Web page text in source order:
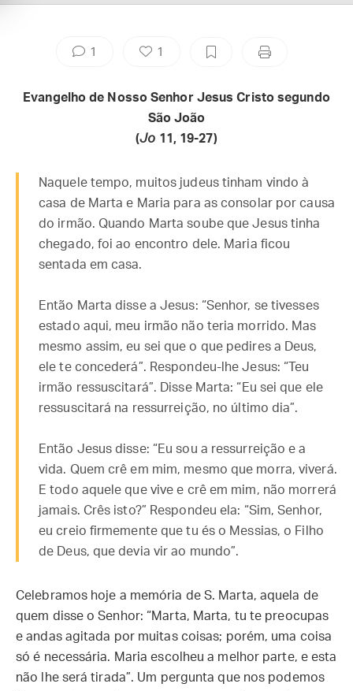
1 1
Evangelho de Nosso Senhor Jesus Cristo segundo
São João
(Jo 11, 19-27)
Naquele tempo, muitos judeus tinham vindo à
casa de Marta e Maria para as consolar por causa
do irmão. Quando Marta soube que Jesus tinha
chegado, foi ao encontro dele. Maria ficou
sentada em casa.
Então Marta disse a Jesus: “Senhor, se tivesses
estado aqui, meu irmão não teria morrido. Mas
mesmo assim, eu sei que o que pedires a Deus,
ele te concederá”. Respondeu-lhe Jesus: “Teu
irmão ressuscitará”. Disse Marta: “Eu sei que ele
ressuscitará na ressurreição, no último dia”.
Então Jesus disse: “Eu sou a ressurreição e a
vida. Quem crê em mim, mesmo que morra, viverá.
E todo aquele que vive e crê em mim, não morrerá
jamais. Crês isto?” Respondeu ela: “Sim, Senhor,
eu creio firmemente que tu és o Messias, o Filho
de Deus, que devia vir ao mundo”.
Celebramos hoje a memória de S. Marta, aquela de
quem disse o Senhor: “Marta, Marta, tu te preocupas
e andas agitada por muitas coisas; porém, uma coisa
só é necessária. Maria escolheu a melhor parte, e esta
não lhe será tirada”. Um pergunta que nos podemos